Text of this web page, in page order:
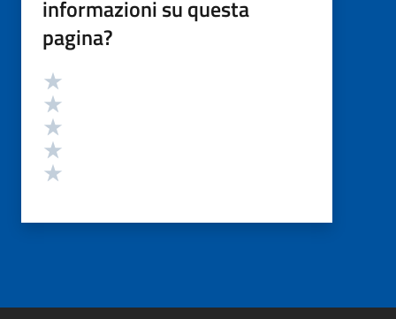
informazioni su questa
pagina?
Valutazione